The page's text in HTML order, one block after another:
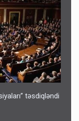
təsdiqləndi